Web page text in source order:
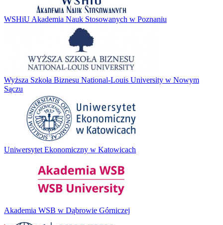
WSHiU Akademia Nauk Stosowanych w Poznaniu
Wyższa Szkoła Biznesu National-Louis University w Nowym
Sączu
Uniwersytet Ekonomiczny w Katowicach
Akademia WSB w Dąbrowie Górniczej